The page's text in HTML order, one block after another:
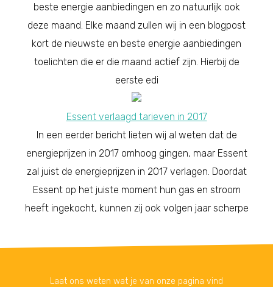
beste energie aanbiedingen en zo natuurlijk ook
deze maand. Elke maand zullen wij in een blogpost
kort de nieuwste en beste energie aanbiedingen
toelichten die er die maand actief zijn. Hierbij de
eerste edi
Essent verlaagd tarieven in 2017
In een eerder bericht lieten wij al weten dat de
energieprijzen in 2017 omhoog gingen, maar Essent
zal juist de energieprijzen in 2017 verlagen. Doordat
Essent op het juiste moment hun gas en stroom
heeft ingekocht, kunnen zij ook volgen jaar scherpe
Laat ons weten wat je van onze pagina vind